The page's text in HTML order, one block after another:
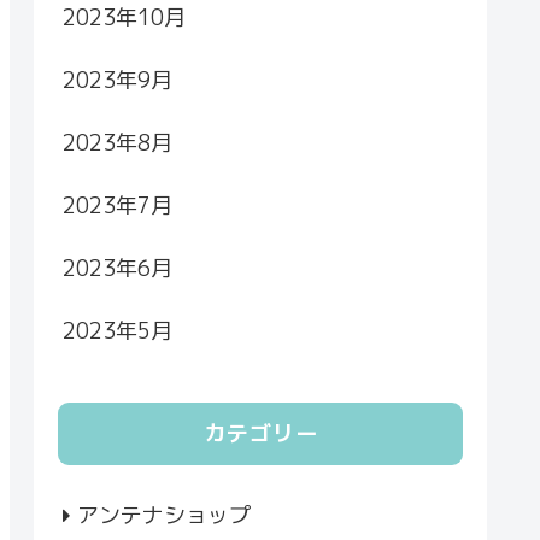
2023年10月
2023年9月
2023年8月
2023年7月
2023年6月
2023年5月
カテゴリー
アンテナショップ